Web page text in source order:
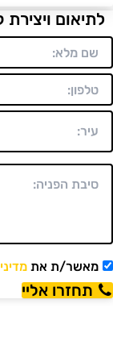
לתיאום
מאשר/ת את
תחזרו אליי